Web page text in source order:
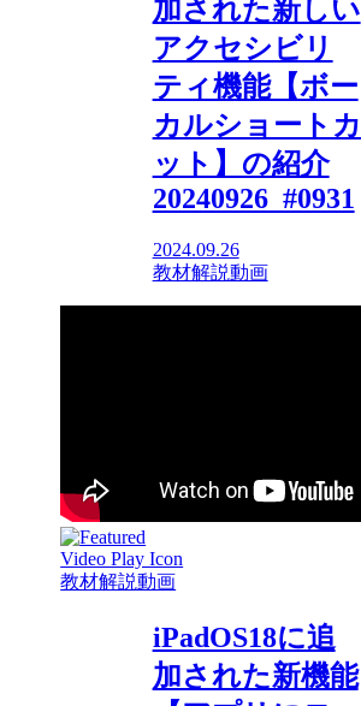
加された新しい
アクセシビリ
ティ機能【ボー
カルショートカ
ット】の紹介
20240926_#0931
2024.09.26
教材解説動画
教材解説動画
iPadOS18に追
加された新機能